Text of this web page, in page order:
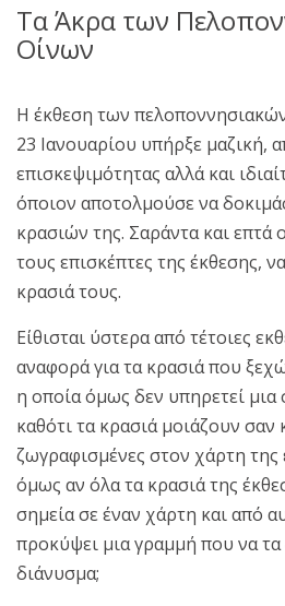
Τα Άκρα των
Οίνων
Η έκθεση των
23 Ιανουαρίου υπήρξε μαζική,
επισκεψιμότητας αλλά και
όποιον αποτολμούσε να
κρασιών της. Σαράντα και επτά
τους επισκέπτες της έκθεσης,
κρασιά τους.
Είθισται ύστερα από τέτοιες
αναφορά για τα κρασιά που
η οποία όμως δεν υπηρετεί μια
καθότι τα κρασιά μοιάζουν σαν
ζωγραφισμένες στον χάρτη της
όμως αν όλα τα κρασιά της
σημεία σε έναν χάρτη και από
προκύψει μια γραμμή που να τα
διάνυσμα;